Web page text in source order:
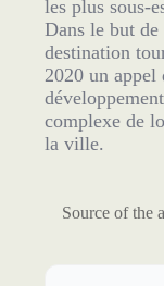
les plus sous-
Dans le but
destination
2020 un
complexe de
la ville.
Source of the